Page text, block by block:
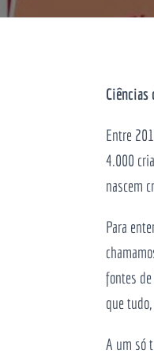
Ciências
Entre
4.000
nascem
Para
fontes
que
A um só